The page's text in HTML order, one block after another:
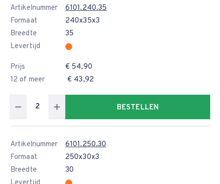
Artikelnummer
6101.240.35
Formaat
240x35x3
Breedte
35
Levertijd
Prijs
€ 54,90
12 of meer
€ 43,92
BESTELLEN
Artikelnummer
6101.250.30
Formaat
250x30x3
Breedte
30